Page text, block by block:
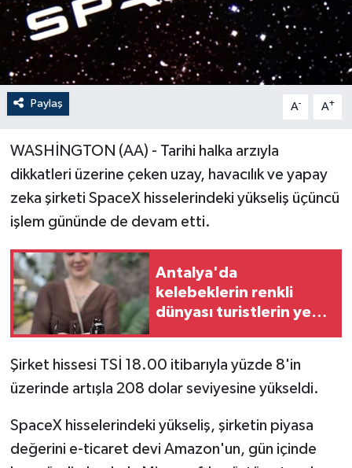
Paylaş A- A+
WASHİNGTON (AA) - Tarihi halka arzıyla
dikkatleri üzerine çeken uzay, havacılık ve yapay
zeka şirketi SpaceX hisselerindeki yükseliş üçüncü
işlem gününde de devam etti.
Antalya'da
kelebeklerin renkli
dünyası turistlerin yeni
Şirket hissesi TSİ 18.00 itibarıyla yüzde 8'in
üzerinde artışla 208 dolar seviyesine yükseldi.
SpaceX hisselerindeki yükseliş, şirketin piyasa
değerini e-ticaret devi Amazon'un, gün içinde